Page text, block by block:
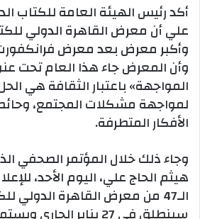
أكد رئيس الهيئة العامة للكتاب
علي أن معرض القاهرة الدولي
وأكبر معرض بعد معرض
وأن المعرض جاء هذا العام تحت
المواجهة» باعتبار الثقافة هي
لمواجهة مشكلات المجتمع،
الأفكار المتطرفة.
وجاء ذلك خلال المؤتمر الصحفي
هيثم الحاج علي، اليوم الأحد،
الـ47 من معرض القاهرة الدولي